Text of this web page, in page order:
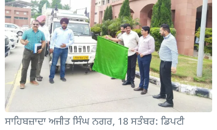
ਸਾਹਿਬਜ਼ਾਦਾ ਅਜੀਤ ਸਿੰਘ ਨਗਰ, 18 ਸਤੰਬਰ: ਡਿਪਟੀ